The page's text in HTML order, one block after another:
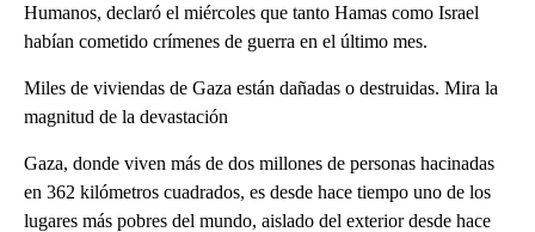
Humanos, declaró el miércoles que tanto Hamas como Israel
habían cometido crímenes de guerra en el último mes.
Miles de viviendas de Gaza están dañadas o destruidas. Mira la
magnitud de la devastación
Gaza, donde viven más de dos millones de personas hacinadas
en 362 kilómetros cuadrados, es desde hace tiempo uno de los
lugares más pobres del mundo, aislado del exterior desde hace